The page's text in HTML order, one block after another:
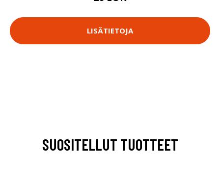
LISÄTIETOJA
SUOSITELLUT TUOTTEET